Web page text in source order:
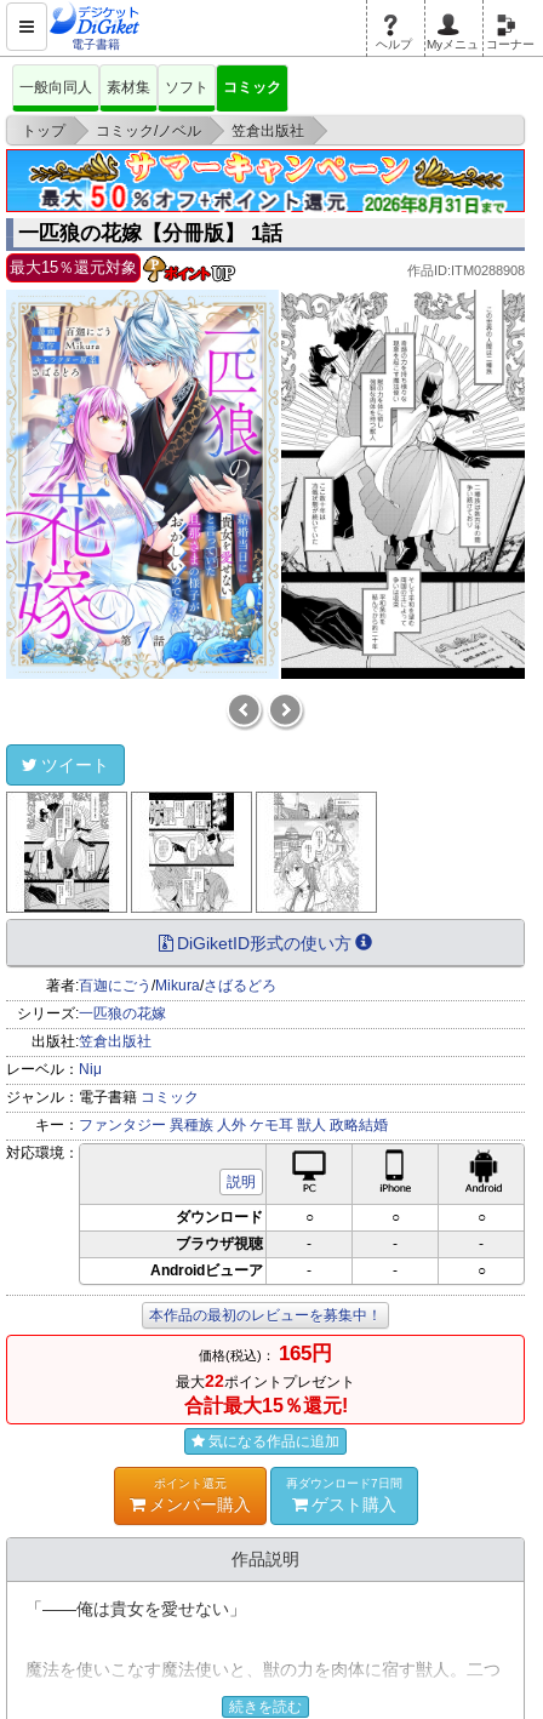
電子書籍 ヘルプ Myメニュ コーナー
一般向同人 素材集 ソフト コミック
トップ > コミック/ノベル > 笠倉出版社
>
一匹狼の花嫁【分冊版】 1話
一匹狼の花嫁【分冊版】 1話
最大15％還元対象 作品ID:ITM0288908
ツイート
DiGiketID形式の使い方
著者:百迦にごう /Mikura/さばるどろ
シリーズ:一匹狼の花嫁
出版社:笠倉出版社
レーベル： Niμ
ジャンル： 電子書籍 コミック
キー： ファンタジー 異種族 人外 ケモ耳 獣人 政略結婚
対応環境：
説明
iPhone対応
ダウンロード ○ ○
○
ブラウザ視聴
- -
-
Androidビューア
- - ○
本作品の最初のレビューを募集中！
価格(税込)： 165円
最大22ポイントプレゼント
合計最大15％還元!
気になる作品に追加
ポイント還元
メンバー購入
再ダウンロード7日間
ゲスト購入
作品説明
「――俺は貴女を愛せない」
魔法を使いこなす魔法使いと、獣の力を肉体に宿す獣人。二つ
の種族は長い間争っていた。続きを読む